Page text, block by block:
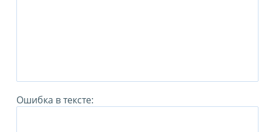
Ошибка в тексте: